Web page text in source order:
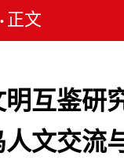
• 正文
互鉴研
文交流